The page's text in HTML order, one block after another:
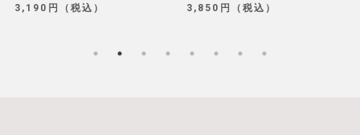
3,190円（税込） 3,850円（税込）